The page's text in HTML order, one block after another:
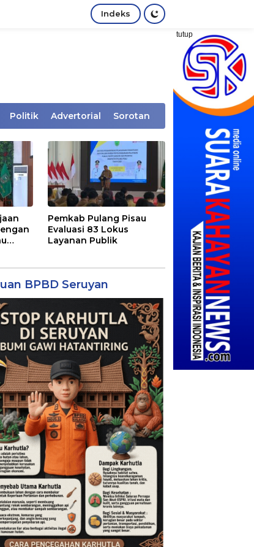
Indeks
tutup
Politik Advertorial Sorotan
Pemkab Pulang Pisau
Evaluasi 83 Lokus
Layanan Publik
BPBD Seruyan